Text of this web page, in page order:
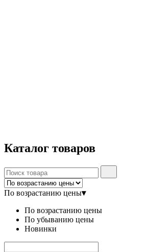
Каталог товаров
По возрастанию цены▾
По возрастанию цены
По убыванию цены
Новинки